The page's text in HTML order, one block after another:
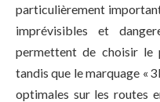
particulièrement
imprévisibles et
permettent de choisir le
tandis que le marquage «
optimales sur les routes